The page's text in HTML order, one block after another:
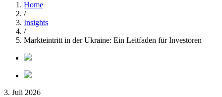
Home
/
Insights
/
Markteintritt in der Ukraine: Ein Leitfaden für Investoren
3. Juli 2026